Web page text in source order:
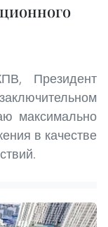
Президент
максимально
в качестве